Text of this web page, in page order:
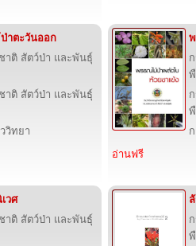
าตะวันออก
าติ สัตว์ป่า และพันธุ์
าติ สัตว์ป่า และพันธุ์
วิทยา
อ่านฟรี
วศ
าติ สัตว์ป่า และพันธุ์